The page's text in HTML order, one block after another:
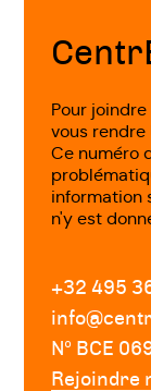
Pour
vous rendre
Ce numéro
information
n'y est
+32 495
Nº BCE
Rejoindre